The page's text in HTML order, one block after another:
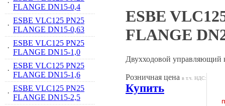
·
FLANGE DN15-0,4
·
ESBE VLC125 PN25
FLANGE DN15-0,63
·
ESBE VLC125 PN25
FLANGE DN15-1,0
·
ESBE VLC125 PN25
FLANGE DN15-1,6
·
ESBE VLC125 PN25
FLANGE DN15-2,5
ESBE
FLANGE
Двухходовой управляющий
Розничная цена в т.ч. НДС:
Купить